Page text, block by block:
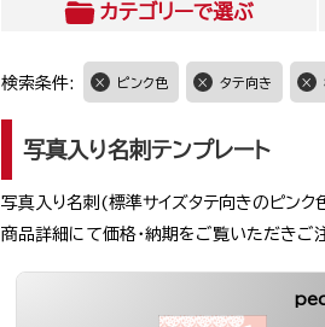
カテゴリーで選ぶ
検索条件: ピンク色 タテ向き
写真入り名刺テンプレート
写真入り名刺(標準サイズタテ向きのピンク
商品詳細にて価格・納期をご覧いただきご